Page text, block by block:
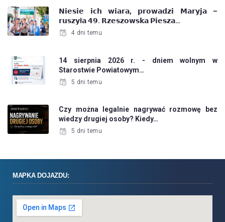
𝗡𝗶𝗲𝘀𝗶𝗲 𝗶𝗰𝗵 𝘄𝗶𝗮𝗿𝗮, 𝗽𝗿𝗼𝘄𝗮𝗱𝘇𝗶 𝗠𝗮𝗿𝘆𝗷𝗮 –
𝗿𝘂𝘀𝘇𝘆ł𝗮 𝟰𝟵. 𝗥𝘇𝗲𝘀𝘇𝗼𝘄𝘀𝗸𝗮 𝗣𝗶𝗲𝘀𝘇𝗮…
4 dni temu
14 sierpnia 2026 r. - dniem wolnym w
Starostwie Powiatowym…
5 dni temu
Czy można legalnie nagrywać rozmowę bez
wiedzy drugiej osoby? Kiedy…
5 dni temu
MAPKA DOJAZDU: